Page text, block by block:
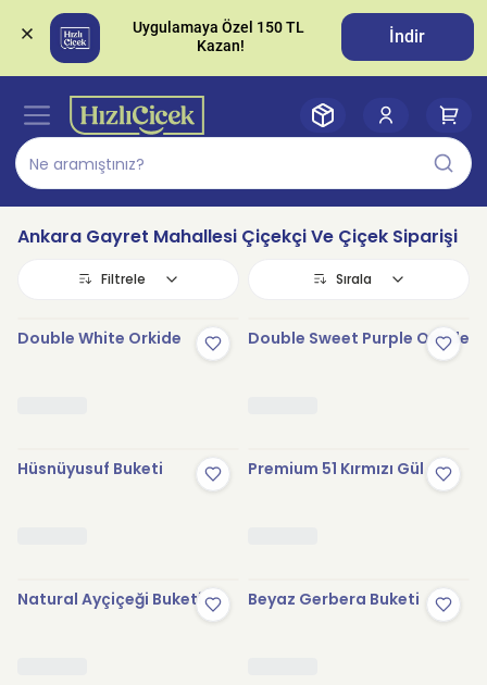
Uygulamaya Özel 150 TL
İndir
Ankara Gayret Mahallesi Çiçekçi Ve Çiçek Siparişi
Filtrele Sırala
Double White Orkide Double Sweet Purple Orkide
Hüsnüyusuf Buketi Premium 51 Kırmızı Gül
Natural Ayçiçeği Buketi Beyaz Gerbera Buketi